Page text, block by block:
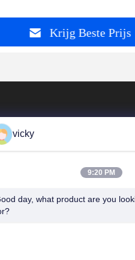
Krijg Beste Prijs
Snelkoppelingen
vicky
9:20 PM
day, what product are you